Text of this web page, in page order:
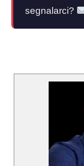
segnalarci?